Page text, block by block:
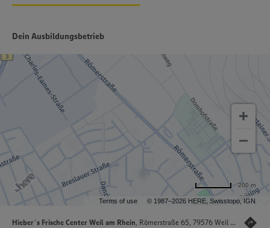
Dein Ausbildungsbetrieb
Terms of use © 1987–2026 HERE, Swisstopo, IGN
200 m
Hieber´s Frische Center Weil am Rhein, Römerstraße 65, 79576 Weil am Rhein